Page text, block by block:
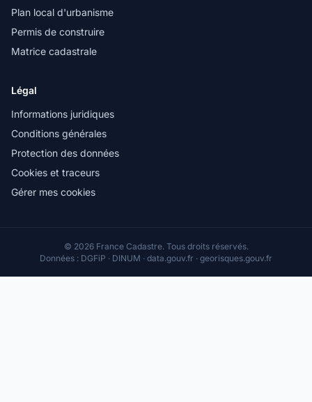
Plan local d'urbanisme
Permis de construire
Matrice cadastrale
Légal
Informations juridiques
Conditions générales
Protection des données
Cookies et traceurs
Gérer mes cookies
© 2026 France Cadastre. Tous droits réservés.
Données : DGFiP · DINUM · data.gouv.fr · georisques.gouv.fr